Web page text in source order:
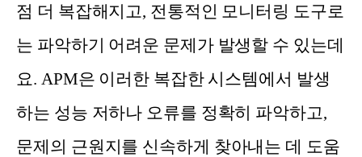
점 더 복잡해지고, 전통적인 모니터링 도구로
는 파악하기 어려운 문제가 발생할 수 있는데
요. APM은 이러한 복잡한 시스템에서 발생
하는 성능 저하나 오류를 정확히 파악하고,
문제의 근원지를 신속하게 찾아내는 데 도움